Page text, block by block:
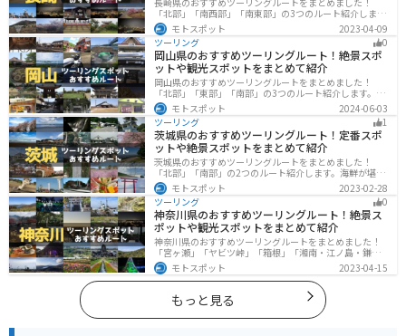
「北部」「南西部」「南東部」の3つのルート紹介しま
す。国際色豊かな街並みや世界遺産、絶景ポイントが数
多く存在し、様々な楽しみ方ができます。バイクで長崎
県にツーリングに行く際は参考にしてください。
モトスポット
2023-04-09
ツーリング
0
岡山県のおすすめツーリングルート！絶景スポ
ットや観光スポットをまとめて紹介
岡山県のおすすめツーリングルートをまとめました！
「北部」「東部」「南部」の3つのルート紹介します。岡
山市や倉敷市など、歴史ある街並みも魅力的で、バイク
ツーリングに最適なスポットが多数あります。バイクで
岡山県にツーリングに行く際は参考にしてください。
モトスポット
2024-06-03
ツーリング
1
茨城県のおすすめツーリングルート！定番スポ
ットや絶景スポットをまとめて紹介
茨城県のおすすめツーリングルートをまとめました！
「北部」「南部」の2つのルート紹介します。海鮮が堪能
できる港や梅の景勝地、自然豊かな山々があるのでツー
リングにもってこいです。バイクで茨城県にツーリング
に行く際は参考にしてください。
モトスポット
2023-02-28
ツーリング
0
神奈川県のおすすめツーリングルート！絶景ス
ポットや観光スポットをまとめて紹介
神奈川県のおすすめツーリングルートをまとめました！
「宮ヶ瀬」「ヤビツ峠」「箱根」「湘南・江ノ島・鎌
倉」「三浦」「みなとみらい」の6つのルート紹介しま
す。自然豊かなスポット、歴史ある観光名所、都市部で
楽しめるツーリングスポットまで多数あります。バイク
で神奈川県にツーリングに行く際は参考にしてくださ
モトスポット 2023-04-15
もっと見る